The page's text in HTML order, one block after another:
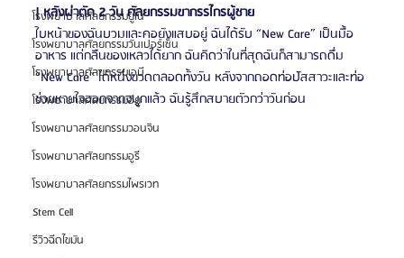
โรงพยาบาลศัลยกรรมยูโน
โรงพยาบาลศัลยกรรมวันเปอร์เซ็น
โรงพยาบาลศัลยกรรมเอบี
โรงพยาบาลศัลยกรรมอียู
โรงพยาบาลศัลยกรรมวอนจิน
โรงพยาบาลศัลยกรรมอูรี
โรงพยาบาลศัลยกรรมไพรเวท
Stem Cell
รีวิวฉีดไขมัน
| หลังผ่าตัด 2 วัน ศัลยกรรมขากรรไกรผู้ชาย
ใบหน้าของฉันบวมและคอยังแสบอยู่ ฉันได้รับ “New Care” เป็นมื้อ
อาหาร แต่กลืนของเหลวได้ยาก ฉันคิดว่าในที่สุดฉันก็สามารถดื่ม
“New Care” ได้หนึ่งขวดตลอดทั้งวัน หลังจากถอดท่อปัสสาวะและท่อ
ช่วยหายใจออกจากจมูกแล้ว ฉันรู้สึกสบายตัวกว่าวันก่อน